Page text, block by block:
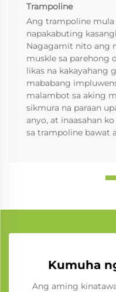
Trampoline
Ang trampoline mula
napakabuting
Nagagamit nito ang
muskle sa parehong
likas na kakayahang
mababang
malambot sa aking
sikmura na paraan
anyo, at inaasahan
sa trampoline bawat
Kumuha
Ang aming